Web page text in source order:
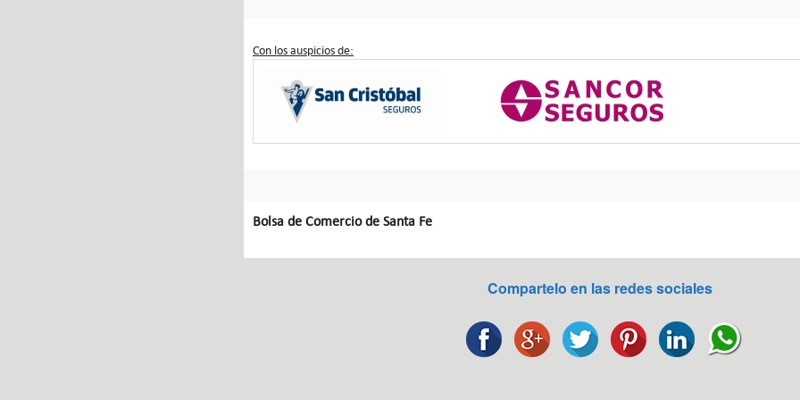
Con los auspicios de:
Bolsa de Comercio de Santa Fe
Compartelo en las redes sociales